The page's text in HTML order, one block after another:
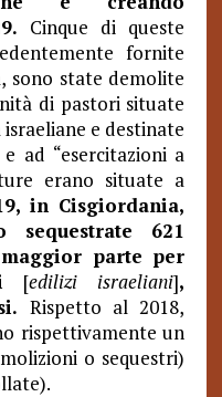
Cinque di queste
fornite
sono state demolite
di pastori situate
e destinate
ad “esercitazioni a
erano situate a
in Cisgiordania,
621
parte per
[edilizi israeliani],
Rispetto al 2018,
rispettivamente un
o sequestri)